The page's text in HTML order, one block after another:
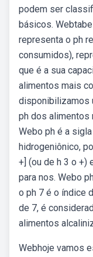
podem ser
básicos.
representa o ph
consumidos),
que é a sua
alimentos mais
disponibilizamos
ph dos alimentos
Webo ph é a
hidrogeniônico,
+] (ou de h 3 o +)
para nos. Webo
o ph 7 é o índice
de 7, é
alimentos
Webhoje vamos